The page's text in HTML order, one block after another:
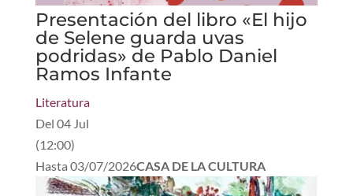
Presentación del libro «El hijo
de Selene guarda uvas
podridas» de Pablo Daniel
Ramos Infante
Literatura
Del 04 Jul
(12:00)
Hasta 03/07/2026CASA DE LA CULTURA